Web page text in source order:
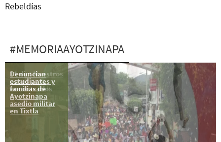
Rebeldías
#MEMORIAAYOTZINAPA
Denuncian
estudiantes y
familias de
Ayotzinapa
asedio militar
en Tixtla
11 dic: Nuestros
pasos para
encontrarlos